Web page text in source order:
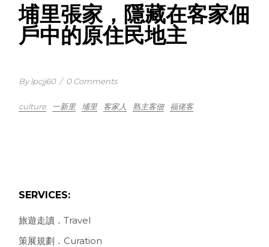
埔里張家，隱藏在客家佃
戶中的原住民地主
By lpcjj60 / 0 Comments
culture 一新里 埔里 客家人 熟主客佃 福佬客
SERVICES:
旅遊走讀．Travel
策展規劃．Curation